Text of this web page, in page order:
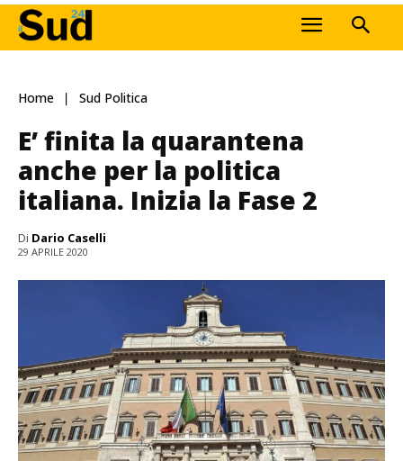
Home Sud Politica
E’ finita la quarantena
anche per la politica
italiana. Inizia la Fase 2
Di Dario Caselli
29 APRILE 2020